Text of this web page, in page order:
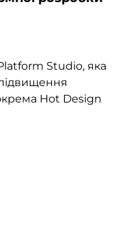
Studio, яка
Hot Design